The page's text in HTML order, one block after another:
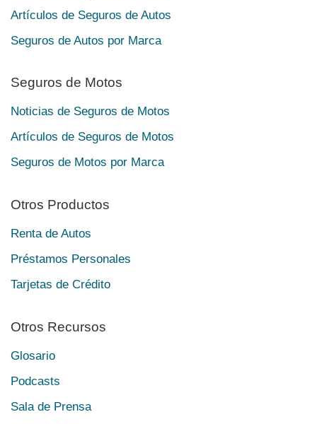
Artículos de Seguros de Autos
Seguros de Autos por Marca
Seguros de Motos
Noticias de Seguros de Motos
Artículos de Seguros de Motos
Seguros de Motos por Marca
Otros Productos
Renta de Autos
Préstamos Personales
Tarjetas de Crédito
Otros Recursos
Glosario
Podcasts
Sala de Prensa